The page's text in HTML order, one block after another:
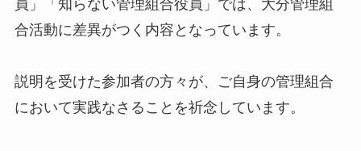
員」「知らない管理組合役員」では、大分管理組
合活動に差異がつく内容となっています。
説明を受けた参加者の方々が、ご自身の管理組合
において実践なさることを祈念しています。